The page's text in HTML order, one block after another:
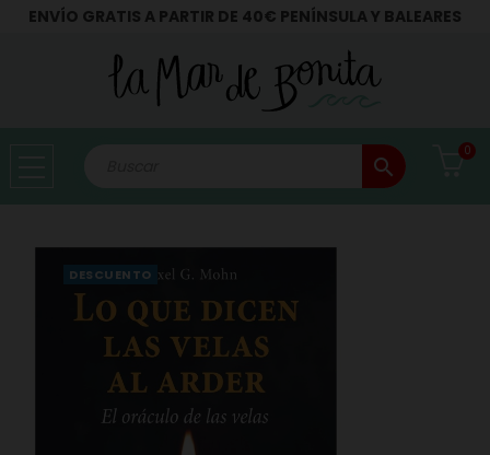
ENVÍO GRATIS A PARTIR DE 40€ PENÍNSULA Y BALEARES
search
0
DESCUENTO